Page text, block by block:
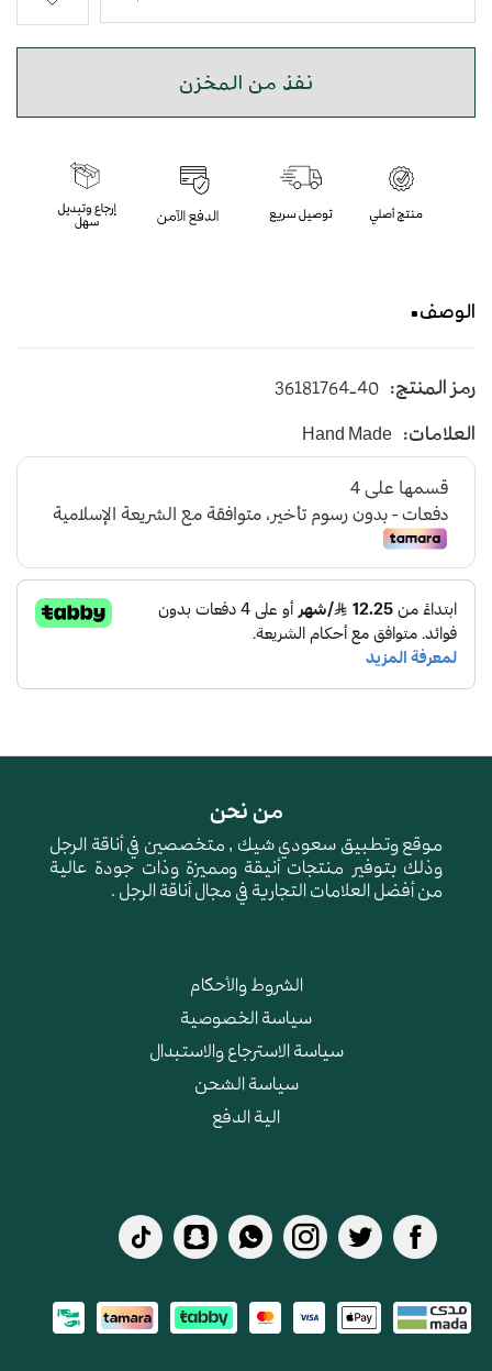
نفذ من المخزن
الوصف
يأتي بأرضية متوسطة الإرتفاع باللون الاسود
و طبقة اسفنجية عالية الجودة لتعطي شعور بالراحة
ومقاومة الإنزلاق و التآكل
رمز المنتج: 36181764-40
العلامات: Hand Made
من نحن
موقع وتطبيق سعودي شيك , متخصصين في أناقة الرجل
وذلك بتوفير منتجات أنيقة ومميزة وذات جودة عالية
من أفضل العلامات التجارية في مجال أناقة الرجل .
الشروط والأحكام
سياسة الخصوصية
سياسة الاسترجاع والاستبدال
سياسة الشحن
الية الدفع